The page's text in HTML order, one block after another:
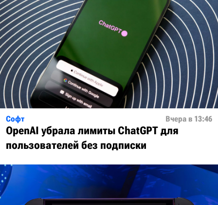
Софт Вчера в 13:46
OpenAI убрала лимиты ChatGPT для
пользователей без подписки